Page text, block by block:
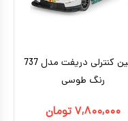
ماشین کنترلی دریفت مدل 737
رنگ طوسی
۷,۸۰۰,۰۰۰ تومان